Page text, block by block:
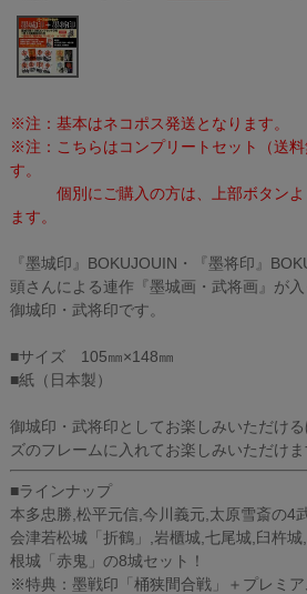
※注：基本はネコポス発送となります。
※注：こちらはコンプリートセット（送
す。
個別にご購入の方は、上部ボタンよ
ます。
『墨城印』BOKUJOUIN・『墨将印』
頭さんによる連作『墨城画・武将画』が
御城印・武将印です。
■サイズ 105㎜×148㎜
■紙（日本製）
御城印・武将印としてお楽しみいただけ
ズのフレームに入れてお楽しみいただけま
■ラインナップ
本多忠勝,松平元信,今川義元,太原雪斎の4
会津若松城「折鶴」,岩櫃城,七尾城,臼杵
根城「赤鬼」の8城セット！
※特典：墨戦印「桶狭間合戦」＋プレミ